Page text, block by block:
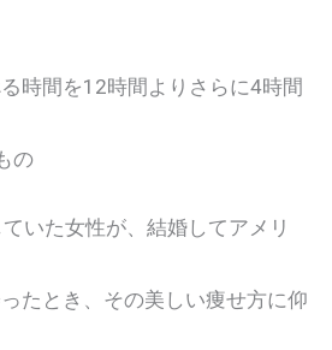
間を12時間よりさらに4時間
の
いた女性が、結婚してアメリ
たとき、その美しい痩せ方に仰